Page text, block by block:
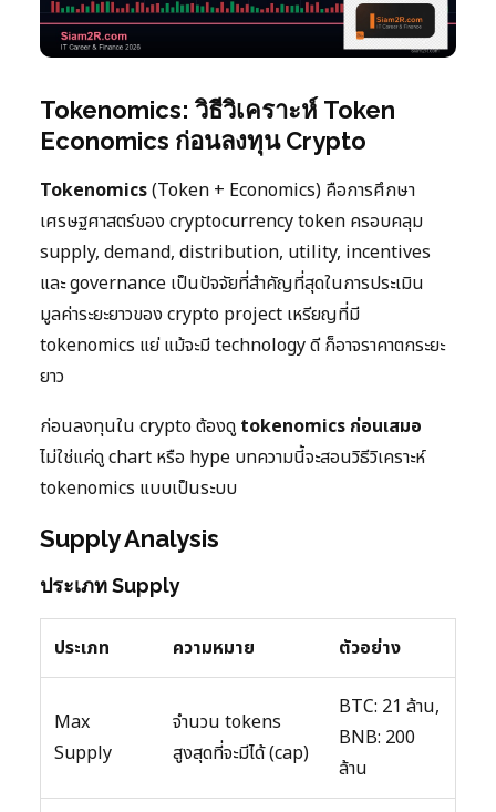
Tokenomics: วิธีวิเคราะห์ Token
Economics ก่อนลงทุน Crypto
Tokenomics(Token + Economics) คือการศึกษา
เศรษฐศาสตร์ของ cryptocurrency token ครอบคลุม
supply, demand, distribution, utility, incentives
และ governance เป็นปัจจัยที่สำคัญที่สุดในการประเมิน
มูลค่าระยะยาวของ crypto project เหรียญที่มี
tokenomics แย่ แม้จะมี technology ดี ก็อาจราคาตกระยะ
ยาว
ก่อนลงทุนใน crypto ต้องดูtokenomics ก่อนเสมอ
ไม่ใช่แค่ดู chart หรือ hype บทความนี้จะสอนวิธีวิเคราะห์
tokenomics แบบเป็นระบบ
Supply Analysis
ประเภท Supply
ประเภท ความหมาย ตัวอย่าง
Max
Supply
จำนวน tokens
สูงสุดที่จะมีได้ (cap)
BTC: 21 ล้าน,
BNB: 200
ล้าน